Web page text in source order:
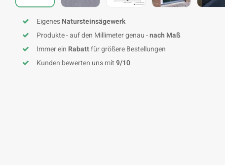
EigenesNatursteinsägewerk
Produkte - auf den Millimeter genau -nach Maß
Immer ein Rabattfür größere Bestellungen
Kunden bewerten uns mit9/10